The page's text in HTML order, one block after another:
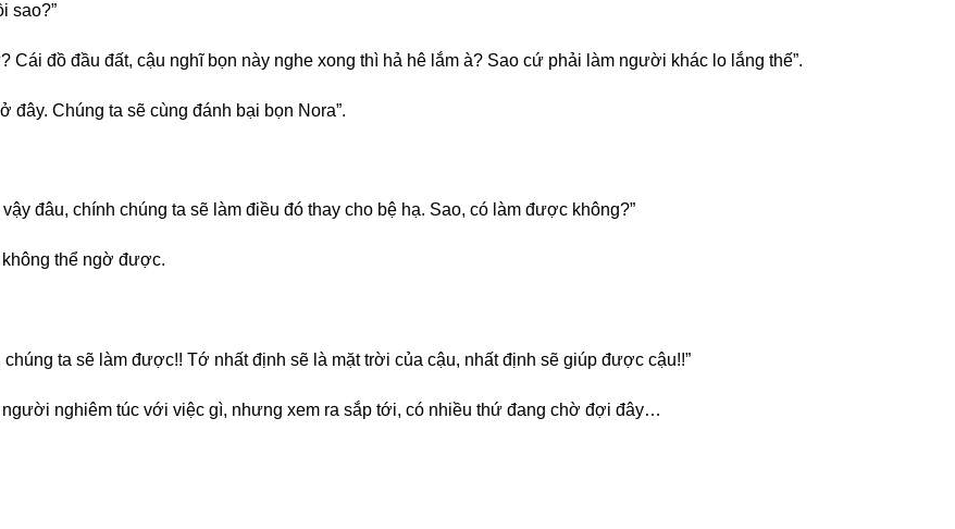
sao?”
Cái đồ đầu đất, cậu nghĩ bọn này nghe xong thì hả hê lắm à? Sao cứ phải làm người khác lo lắng thế”.
đây. Chúng ta sẽ cùng đánh bại bọn Nora”.
đâu, chính chúng ta sẽ làm điều đó thay cho bệ hạ. Sao, có làm được không?”
không thể ngờ được.
ta sẽ làm được!! Tớ nhất định sẽ là mặt trời của cậu, nhất định sẽ giúp được cậu!!”
nghiêm túc với việc gì, nhưng xem ra sắp tới, có nhiều thứ đang chờ đợi đây…